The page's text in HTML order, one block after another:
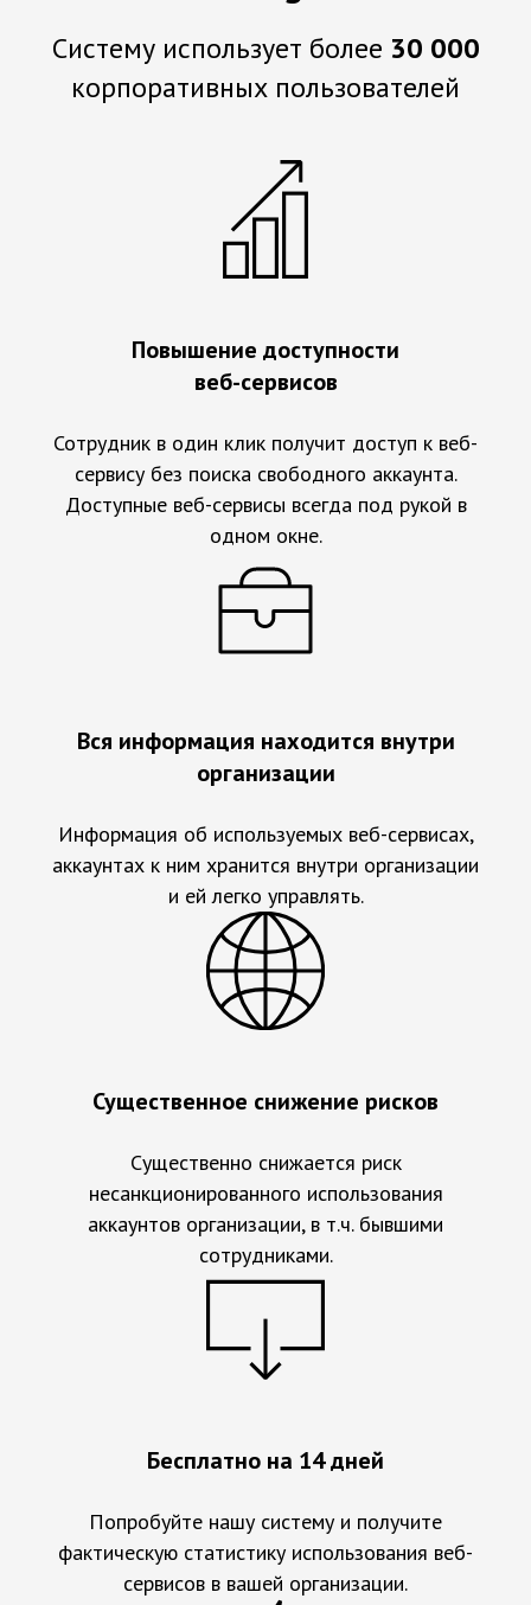
Систему использует более 30 000
корпоративных пользователей
Повышение доступности
веб-сервисов
Сотрудник в один клик получит доступ к веб-
сервису без поиска свободного аккаунта.
Доступные веб-сервисы всегда под рукой в
одном окне.
Вся информация находится внутри
организации
Информация об используемых веб-сервисах,
аккаунтах к ним хранится внутри организации
и ей легко управлять.
Существенное снижение рисков
Существенно снижается риск
несанкционированного использования
аккаунтов организации, в т.ч. бывшими
сотрудниками.
Бесплатно на 14 дней
Попробуйте нашу систему и получите
фактическую статистику использования веб-
сервисов в вашей организации.